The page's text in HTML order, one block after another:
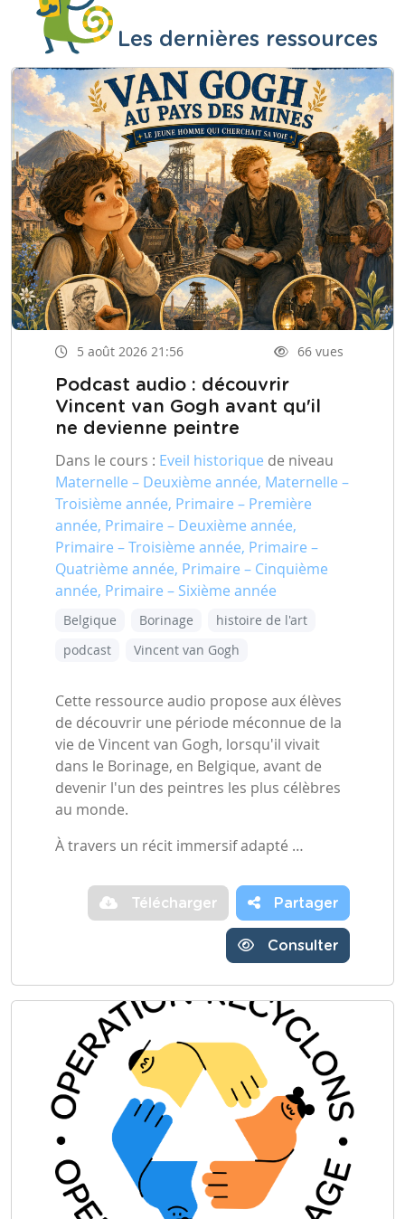
Les dernières ressources
5 août 2026 21:56 66 vues
Podcast audio : découvrir
Vincent van Gogh avant qu'il
ne devienne peintre
Dans le cours : Eveil historique de niveau
Maternelle – Deuxième année, Maternelle –
Troisième année, Primaire – Première
année, Primaire – Deuxième année,
Primaire – Troisième année, Primaire –
Quatrième année, Primaire – Cinquième
année, Primaire – Sixième année
Belgique Borinage
histoire de l'art
podcast
Vincent van Gogh
Cette ressource audio propose aux élèves
de découvrir une période méconnue de la
vie de Vincent van Gogh, lorsqu'il vivait
dans le Borinage, en Belgique, avant de
devenir l'un des peintres les plus célèbres
au monde.
À travers un récit immersif adapté …
Télécharger Partager
Consulter